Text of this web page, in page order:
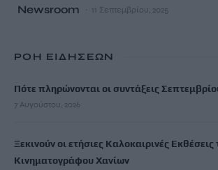
Newsroom 11 Σεπτεμβρίου, 2025
ΡΟΗ ΕΙΔΗΣΕΩΝ
Πότε πληρώνονται οι συντάξεις
7 Αυγούστου, 2026
Ξεκινούν οι ετήσιες Καλοκαιρινές
Κινηματογράφου Χανίων